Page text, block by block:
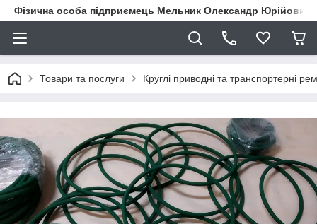
Фізична особа підприємець Мельник Олександр Юрійович
Товари та послуги Круглі приводні та транспортерні